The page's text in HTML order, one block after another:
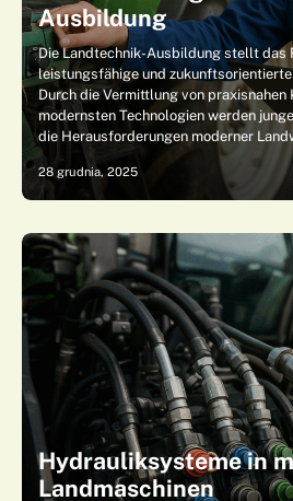
Ausbildung
Die Landtechnik-Ausbildung stellt das
leistungsfähige und
Durch die Vermittlung von praxisnahen
modernsten Technologien werden
die Herausforderungen moderner
28 grudnia, 2025
Hydrauliksysteme in
Landmaschinen